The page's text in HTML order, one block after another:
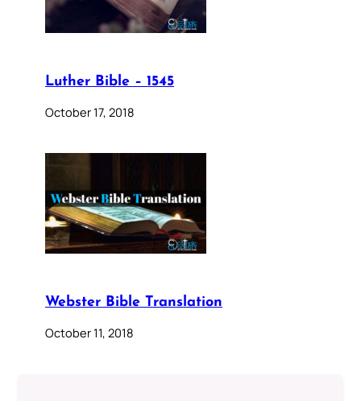
Luther Bible – 1545
October 17, 2018
Webster Bible Translation
October 11, 2018